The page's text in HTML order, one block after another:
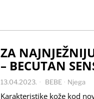
ZA
– BECUTAN
13.04.2023. BEBE · Njega
Karakteristike kože kod